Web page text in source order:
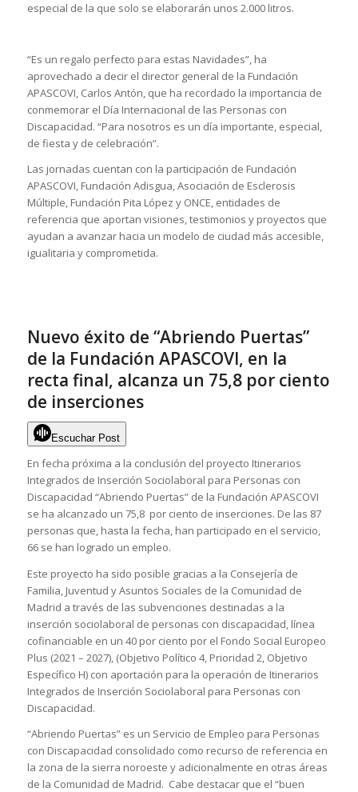
especial de la que solo se elaborarán unos 2.000 litros.
“Es un regalo perfecto para estas Navidades”, ha
aprovechado a decir el director general de la Fundación
APASCOVI, Carlos Antón, que ha recordado la importancia de
conmemorar el Día Internacional de las Personas con
Discapacidad. “Para nosotros es un día importante, especial,
de fiesta y de celebración”.
Las jornadas cuentan con la participación de Fundación
APASCOVI, Fundación Adisgua, Asociación de Esclerosis
Múltiple, Fundación Pita López y ONCE, entidades de
referencia que aportan visiones, testimonios y proyectos que
ayudan a avanzar hacia un modelo de ciudad más accesible,
igualitaria y comprometida.
Nuevo éxito de “Abriendo Puertas”
de la Fundación APASCOVI, en la
recta final, alcanza un 75,8 por ciento
de inserciones
Escuchar Post
En fecha próxima a la conclusión del proyecto Itinerarios
Integrados de Inserción Sociolaboral para Personas con
Discapacidad “Abriendo Puertas” de la Fundación APASCOVI
se ha alcanzado un 75,8 por ciento de inserciones. De las 87
personas que, hasta la fecha, han participado en el servicio,
66 se han logrado un empleo.
Este proyecto ha sido posible gracias a la Consejería de
Familia, Juventud y Asuntos Sociales de la Comunidad de
Madrid a través de las subvenciones destinadas a la
inserción sociolaboral de personas con discapacidad, línea
cofinanciable en un 40 por ciento por el Fondo Social Europeo
Plus (2021 – 2027), (Objetivo Político 4, Prioridad 2, Objetivo
Específico H) con aportación para la operación de Itinerarios
Integrados de Inserción Sociolaboral para Personas con
Discapacidad.
“Abriendo Puertas” es un Servicio de Empleo para Personas
con Discapacidad consolidado como recurso de referencia en
la zona de la sierra noroeste y adicionalmente en otras áreas
de la Comunidad de Madrid. Cabe destacar que el “buen